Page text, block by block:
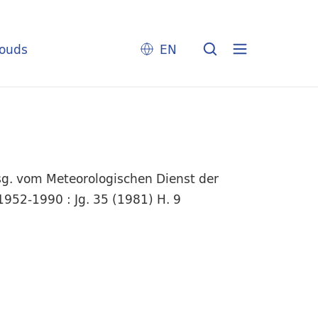
EN
vom Meteorologischen Dienst der
1990 : Jg. 35 (1981) H. 9